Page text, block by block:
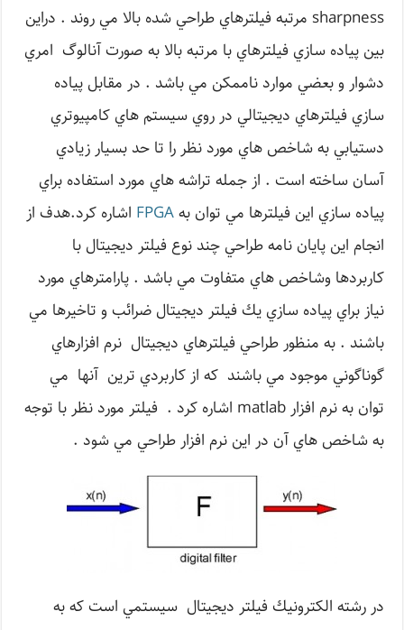
sharpness مرتبه فيلترهاي طراحي شده بالا مي روند . دراين
بين پياده سازي فيلترهاي با مرتبه بالا به صورت آنالوگ امري
دشوار و بعضي موارد ناممكن مي باشد . در مقابل پياده
سازي فيلترهاي ديجيتالي در روي سيستم هاي كامپيوتري
دستيابي به شاخص هاي مورد نظر را تا حد بسيار زيادي
آسان ساخته است . از جمله تراشه هاي مورد استفاده براي
پياده سازي اين فيلترها مي توان بهFPGA اشاره كرد.هدف از
انجام اين پايان نامه طراحي چند نوع فيلتر ديجيتال با
كاربردها وشاخص هاي متفاوت مي باشد . پارامترهاي مورد
نياز براي پياده سازي يك فيلتر ديجيتال ضرائب و تاخيرها مي
باشند . به منظور طراحي فيلترهاي ديجيتال نرم افزارهاي
گوناگوني موجود مي باشند كه از كاربردي ترين آنها مي
توان به نرم افزار matlab اشاره كرد . فيلتر مورد نظر با توجه
به شاخص هاي آن در اين نرم افزار طراحي مي شود .
در رشته الكترونيك فيلتر ديجيتال سيستمي است كه به